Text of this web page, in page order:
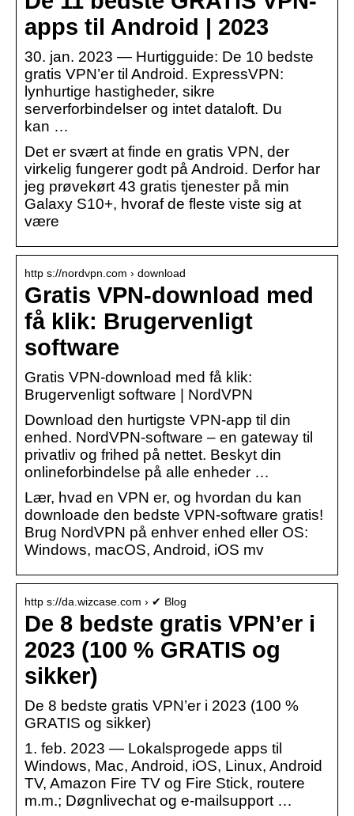
apps til Android | 2023
30. jan. 2023 — Hurtigguide: De 10 bedste
gratis VPN’er til Android. ExpressVPN:
lynhurtige hastigheder, sikre
serverforbindelser og intet dataloft. Du
kan …
Det er svært at finde en gratis VPN, der
virkelig fungerer godt på Android. Derfor har
jeg prøvekørt 43 gratis tjenester på min
Galaxy S10+, hvoraf de fleste viste sig at
være
http s://nordvpn.com › download
Gratis VPN-download med
få klik: Brugervenligt
software
Gratis VPN-download med få klik:
Brugervenligt software | NordVPN
Download den hurtigste VPN-app til din
enhed. NordVPN-software – en gateway til
privatliv og frihed på nettet. Beskyt din
onlineforbindelse på alle enheder …
Lær, hvad en VPN er, og hvordan du kan
downloade den bedste VPN-software gratis!
Brug NordVPN på enhver enhed eller OS:
Windows, macOS, Android, iOS mv
http s://da.wizcase.com › ✔ Blog
De 8 bedste gratis VPN’er i
2023 (100 % GRATIS og
sikker)
De 8 bedste gratis VPN’er i 2023 (100 %
GRATIS og sikker)
1. feb. 2023 — Lokalsprogede apps til
Windows, Mac, Android, iOS, Linux, Android
TV, Amazon Fire TV og Fire Stick, routere
m.m.; Døgnlivechat og e-mailsupport …